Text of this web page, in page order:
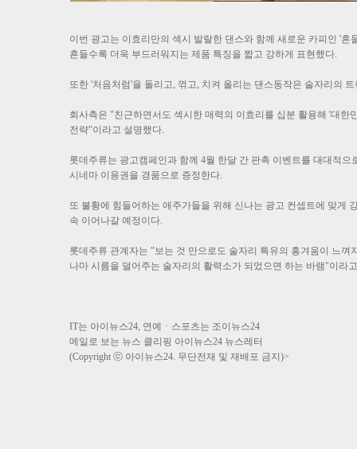
이번 광고는 이효리만의 섹시 발랄한 댄스와 함께 새로운 카피인 '
흔들수록 더욱 부드러워지는 제품 특징을 짧고 강하게 표현했다.
또한 '처음처럼'을 돌리고, 꺾고, 치켜 올리는 댄스동작은 술자리의
회사측은 "친근하면서도 섹시한 매력의 이효리를 십분 활용해 '대
전략"이라고 설명했다.
롯데주류는 광고캠페인과 함께 4월 한달 간 판촉 이벤트를 대대적
시네마 이용권을 경품으로 증정한다.
또 불황에 힘들어하는 애주가들을 위해 신나는 광고 컨셉트에 맞게
속 이어나갈 예정이다.
롯데주류 관계자는 "보는 것 만으로도 술자리 특유의 흥겨움이 느
나마 시름을 덜어주는 술자리의 활력소가 되었으면 하는 바램"이라
IT는 아이뉴스24, 연예ㆍ스포츠는 조이뉴스24
메일로 보는 뉴스 클리핑 아이뉴스24 뉴스레터
(Copyright ⓒ 아이뉴스24. 무단전재 및 재배포 금지)>